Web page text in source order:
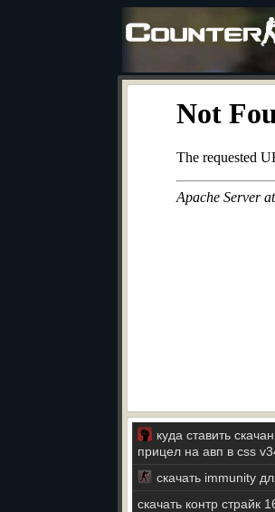
куда ставить
прицел на авп в css
скачать immunity
скачать контр страйк